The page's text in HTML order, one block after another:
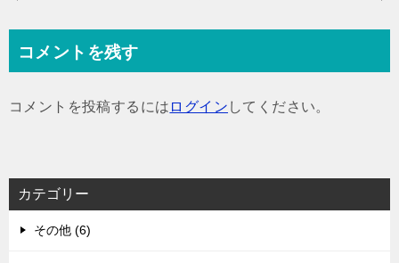
ビ
ョ
ン
コメントを残す
コメントを投稿するには ログイン してください。
カテゴリー
その他 (6)